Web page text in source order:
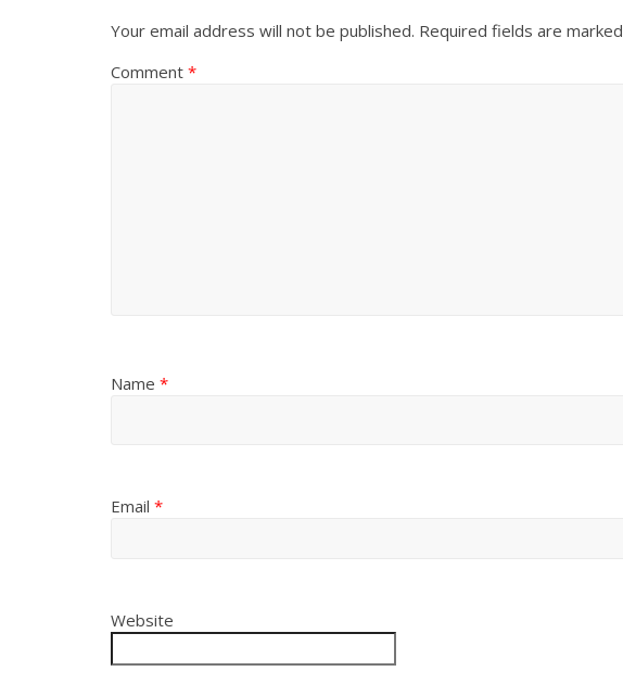
Your email address will not be published. Required fields are marked
Comment *
Name *
Email *
Website